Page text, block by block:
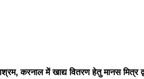
करनाल में खाद्य वितरण हेतु मानस मित्र